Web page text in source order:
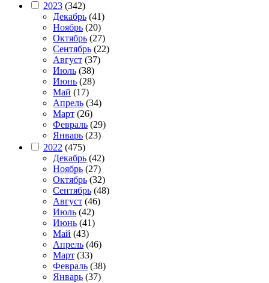
2023 (342)
Декабрь (41)
Ноябрь (20)
Октябрь (27)
Сентябрь (22)
Август (37)
Июль (38)
Июнь (28)
Май (17)
Апрель (34)
Март (26)
Февраль (29)
Январь (23)
2022 (475)
Декабрь (42)
Ноябрь (27)
Октябрь (32)
Сентябрь (48)
Август (46)
Июль (42)
Июнь (41)
Май (43)
Апрель (46)
Март (33)
Февраль (38)
Январь (37)